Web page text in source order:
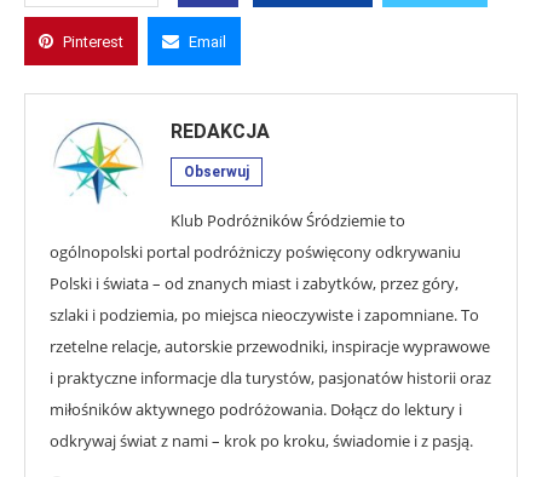
Pinterest Email
REDAKCJA
Obserwuj
Klub Podróżników Śródziemie to
ogólnopolski portal podróżniczy poświęcony odkrywaniu
Polski i świata – od znanych miast i zabytków, przez góry,
szlaki i podziemia, po miejsca nieoczywiste i zapomniane. To
rzetelne relacje, autorskie przewodniki, inspiracje wyprawowe
i praktyczne informacje dla turystów, pasjonatów historii oraz
miłośników aktywnego podróżowania. Dołącz do lektury i
odkrywaj świat z nami – krok po kroku, świadomie i z pasją.